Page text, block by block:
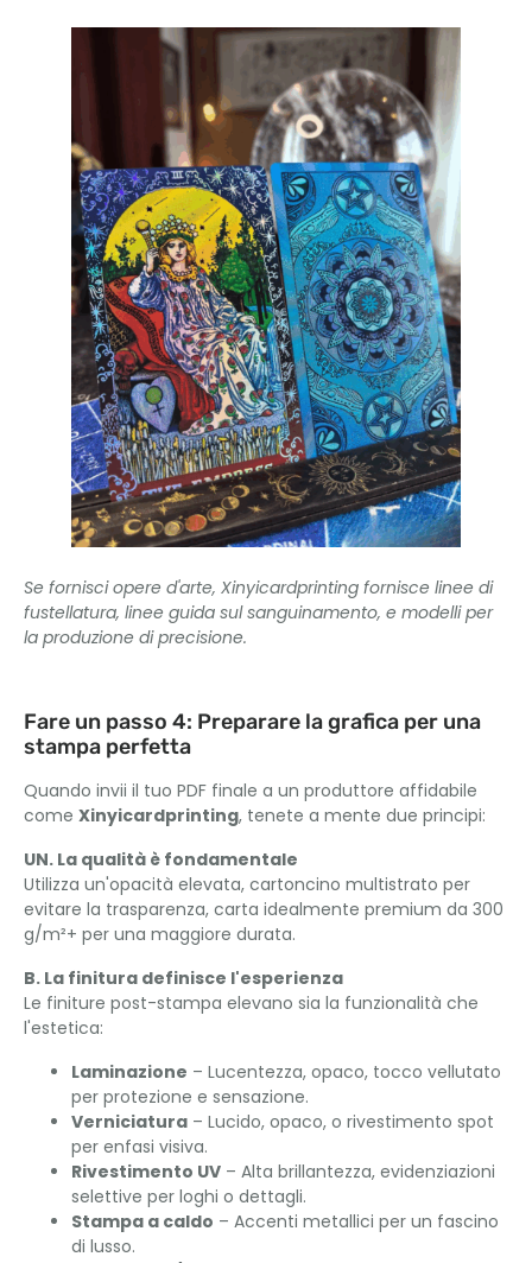
Se fornisci opere d'arte, Xinyicardprinting fornisce linee di
fustellatura, linee guida sul sanguinamento, e modelli per
la produzione di precisione.
Fare un passo 4: Preparare la grafica per una
stampa perfetta
Quando invii il tuo PDF finale a un produttore affidabile
come Xinyicardprinting, tenete a mente due principi:
UN. La qualità è fondamentale
Utilizza un'opacità elevata, cartoncino multistrato per
evitare la trasparenza, carta idealmente premium da 300
g/m²+ per una maggiore durata.
B. La finitura definisce l'esperienza
Le finiture post-stampa elevano sia la funzionalità che
l'estetica:
Laminazione – Lucentezza, opaco, tocco vellutato
per protezione e sensazione.
Verniciatura – Lucido, opaco, o rivestimento spot
per enfasi visiva.
Rivestimento UV – Alta brillantezza, evidenziazioni
selettive per loghi o dettagli.
Stampa a caldo – Accenti metallici per un fascino
di lusso.